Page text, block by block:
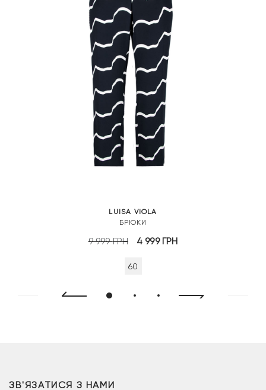
LUISA VIOLA
БРЮКИ
9 999ГРН
Оригінальна
9
4 999 ГРН
60
ЗВ'ЯЗАТИСЯ З НАМИ